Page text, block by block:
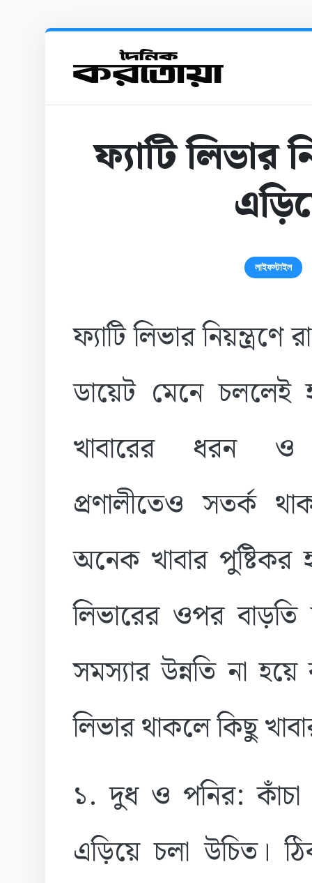
ফ্যাটি লিভার
লাইফস্টাইল
ফ্যাটি লিভার
ডায়েট মেনে চললেই
খাবারের ধরন ও
প্রণালীতেও সতর্ক
অনেক খাবার পুষ্টিকর
লিভারের ওপর
সমস্যার উন্নতি না
লিভার থাকলে কিছু
১. দুধ ও পনির: কাঁচা
এড়িয়ে চলা উচিত।